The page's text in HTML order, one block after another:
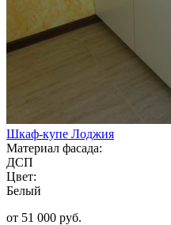
Шкаф-купе Лоджия
Материал фасада:
ДСП
Цвет:
Белый
от 51 000 руб.